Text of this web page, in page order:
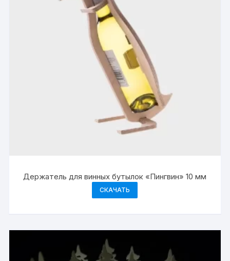
Держатель для винных бутылок «Пингвин» 10 мм
СКАЧАТЬ